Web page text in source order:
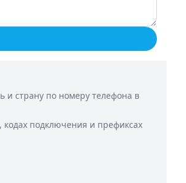
и страну по номеру телефона в
подключения и префиксах